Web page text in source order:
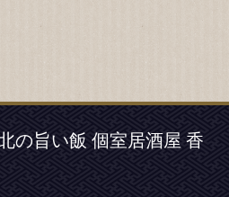
の旨い飯 個室居酒屋 香